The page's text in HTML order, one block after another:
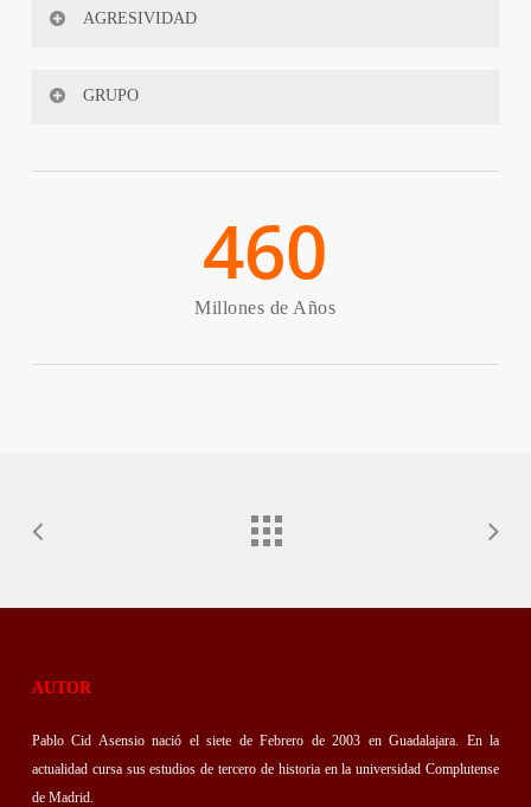
AGRESIVIDAD
GRUPO
460
Millones de Años
AUTOR
Pablo Cid Asensio nació el siete de Febrero de 2003 en Guadalajara. En la
actualidad cursa sus estudios de tercero de historia en la universidad Complutense
de Madrid.